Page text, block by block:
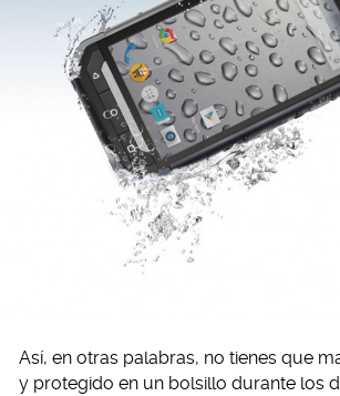
Así, en otras palabras, no tienes que
y protegido en un bolsillo durante los